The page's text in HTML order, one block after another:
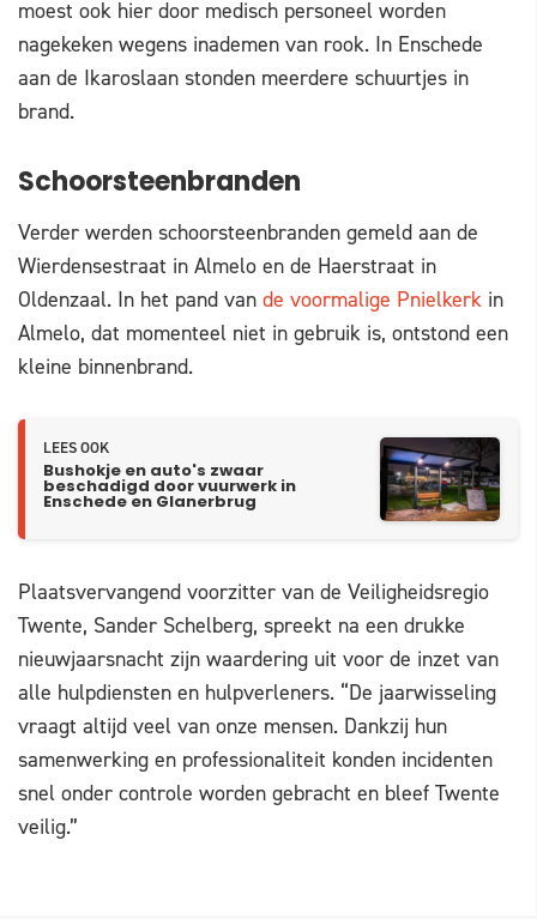
moest ook hier door medisch personeel worden
nagekeken wegens inademen van rook. In Enschede
aan de Ikaroslaan stonden meerdere schuurtjes in
brand.
Schoorsteenbranden
Verder werden schoorsteenbranden gemeld aan de
Wierdensestraat in Almelo en de Haerstraat in
Oldenzaal. In het pand van de voormalige Pnielkerk in
Almelo, dat momenteel niet in gebruik is, ontstond een
kleine binnenbrand.
LEES OOK
Bushokje en auto's zwaar
beschadigd door vuurwerk in
Enschede en Glanerbrug
Plaatsvervangend voorzitter van de Veiligheidsregio
Twente, Sander Schelberg, spreekt na een drukke
nieuwjaarsnacht zijn waardering uit voor de inzet van
alle hulpdiensten en hulpverleners. “De jaarwisseling
vraagt altijd veel van onze mensen. Dankzij hun
samenwerking en professionaliteit konden incidenten
snel onder controle worden gebracht en bleef Twente
veilig.”